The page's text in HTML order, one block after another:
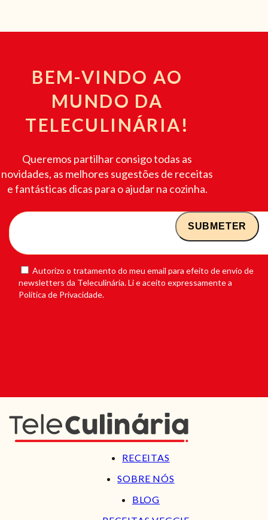
BEM-VINDO AO
MUNDO DA
TELECULINÁRIA!
Queremos partilhar consigo todas as
novidades, as melhores sugestões de receitas
e fantásticas dicas para o ajudar na cozinha.
Autorizo o tratamento do meu email para efeito de envio de
newsletters da Teleculinária. Li e aceito expressamente a
Política de Privacidade.
RECEITAS
SOBRE NÓS
BLOG